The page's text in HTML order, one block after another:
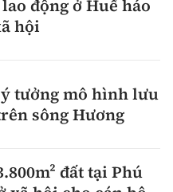
động ở Huế háo
hội
tưởng mô hình lưu
sông Hương
đất tại Phú